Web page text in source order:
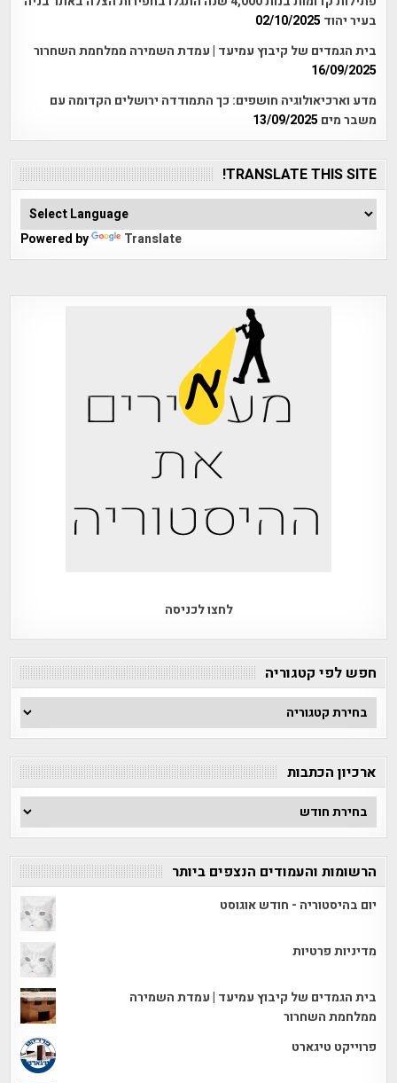
בעיר יהוד 02/10/2025
בית הגמדים של קיבוץ עמיעד | עמדת השמירה ממלחמת השחרור
16/09/2025
מדע וארכיאולוגיה חושפים: כך התמודדה ירושלים הקדומה עם
משבר מים 13/09/2025
TRANSLATE THIS SITE!
Powered by Translate
לחצו לכניסה
חפש לפי קטגוריה
חפש
לפי
ארכיון הכתבות
ארכיון
הכתבות
הרשומות והעמודים הנצפים ביותר
יום בהיסטוריה - חודש אוגוסט
מדיניות פרטיות
בית הגמדים של קיבוץ עמיעד | עמדת השמירה
ממלחמת השחרור
פרוייקט טיגארט